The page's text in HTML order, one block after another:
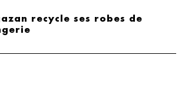
recycle ses robes de